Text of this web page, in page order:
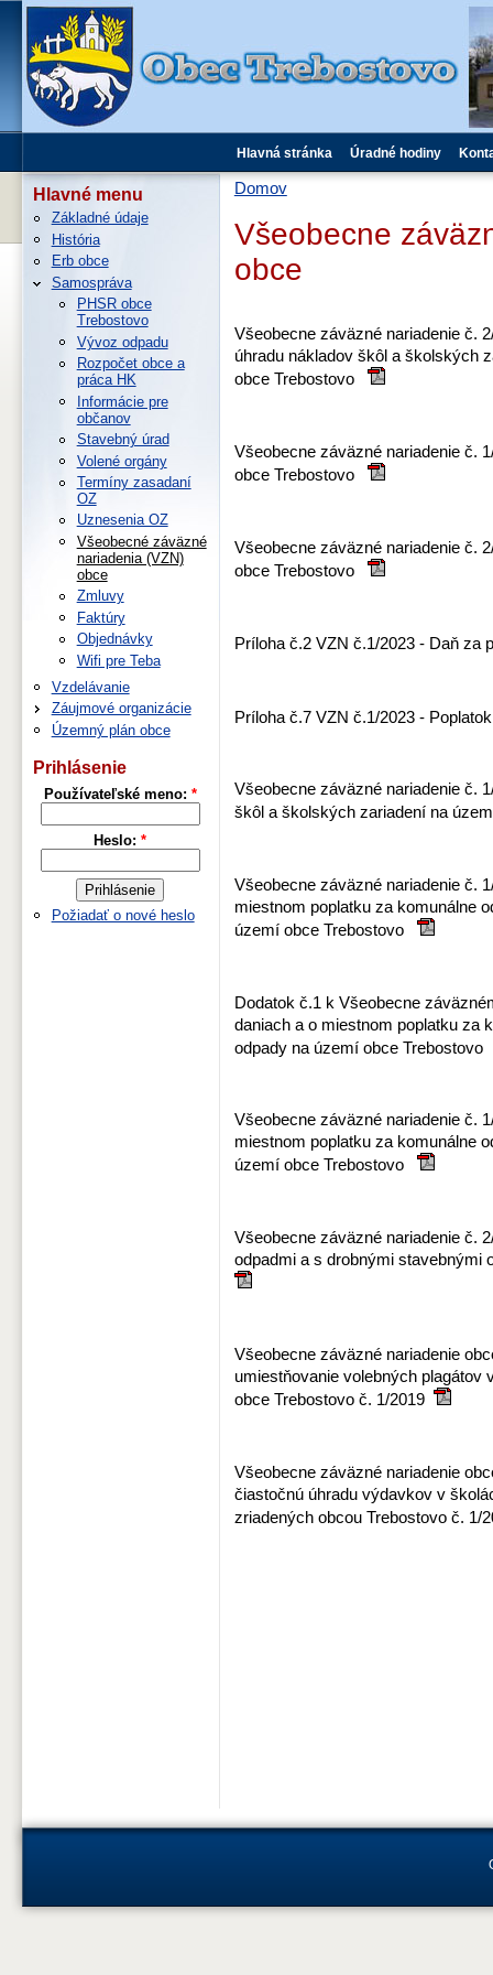
Hlavná stránka Úradné hodiny
Domov
Všeobecne
obce
Všeobecne záväzné nariadenie č.
úhradu nákladov škôl a školských
obce Trebostovo
Všeobecne záväzné nariadenie č.
obce Trebostovo
Všeobecne záväzné nariadenie č.
obce Trebostovo
Príloha č.2 VZN č.1/2023 - Daň
Príloha č.7 VZN č.1/2023 -
Všeobecne záväzné nariadenie č.
škôl a školských zariadení na
Všeobecne záväzné nariadenie č.
miestnom poplatku za komunálne
území obce Trebostovo
Dodatok č.1 k Všeobecne
daniach a o miestnom poplatku za
odpady na území obce
Všeobecne záväzné nariadenie č.
miestnom poplatku za komunálne
území obce Trebostovo
Všeobecne záväzné nariadenie č.
odpadmi a s drobnými
Všeobecne záväzné nariadenie
umiestňovanie volebných plagátov
obce Trebostovo č. 1/2019
Všeobecne záväzné nariadenie
čiastočnú úhradu výdavkov v
zriadených obcou Trebostovo č. 1/
Hlavné menu
Základné údaje
História
Erb obce
Samospráva
PHSR obce
Trebostovo
Vývoz odpadu
Rozpočet obce a
práca HK
Informácie pre
občanov
Stavebný úrad
Volené orgány
Termíny zasadaní
OZ
Uznesenia OZ
Všeobecné záväzné
nariadenia (VZN)
obce
Zmluvy
Faktúry
Objednávky
Wifi pre Teba
Vzdelávanie
Záujmové organizácie
Územný plán obce
Prihlásenie
Používateľské meno: *
Heslo: *
Požiadať o nové heslo